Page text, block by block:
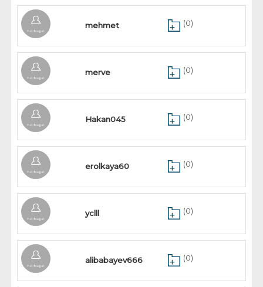
mehmet (0)
merve (0)
Hakan045 (0)
erolkaya60 (0)
yclll (0)
alibabayev666 (0)